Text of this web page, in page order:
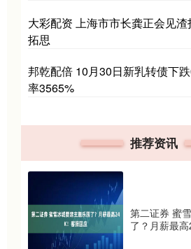
大彩配资 上海市市长龚正会见
拓思
邦乾配倍 10月30日新乳转债下
率3565%
推荐资讯
第二证券 蜜
了？月薪最